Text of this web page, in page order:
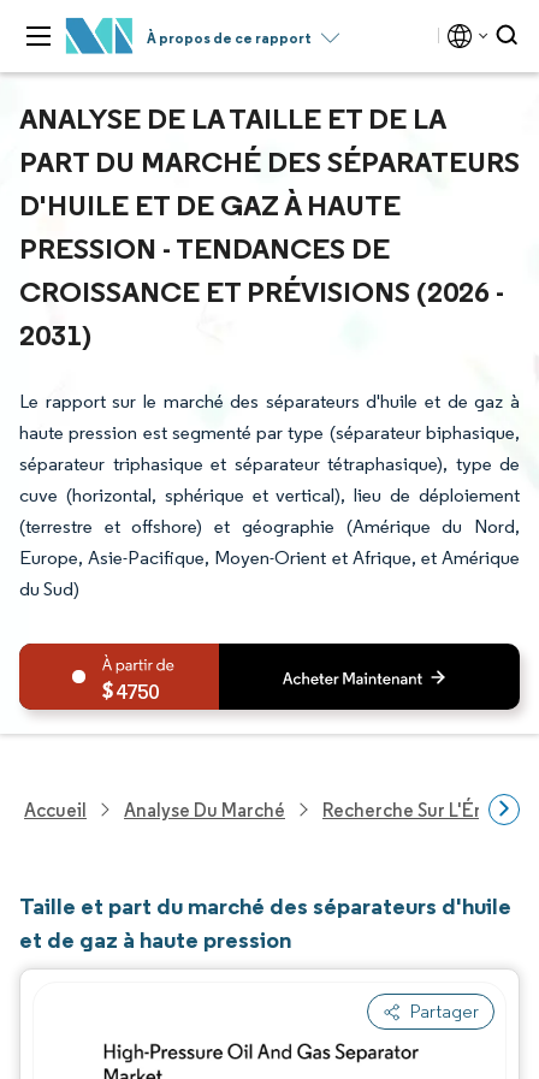
À propos de ce rapport
ANALYSE DE LA TAILLE ET DE LA
PART DU MARCHÉ DES SÉPARATEURS
D'HUILE ET DE GAZ À HAUTE
PRESSION - TENDANCES DE
CROISSANCE ET PRÉVISIONS (2026 -
2031)
Le rapport sur le marché des séparateurs d'huile et de gaz à
haute pression est segmenté par type (séparateur biphasique,
séparateur triphasique et séparateur tétraphasique), type de
cuve (horizontal, sphérique et vertical), lieu de déploiement
(terrestre et offshore) et géographie (Amérique du Nord,
Europe, Asie-Pacifique, Moyen-Orient et Afrique, et Amérique
du Sud)
4750
Accueil Analyse Du Marché Recherche Sur
Taille et part du marché des séparateurs d'huile
et de gaz à haute pression
Partager